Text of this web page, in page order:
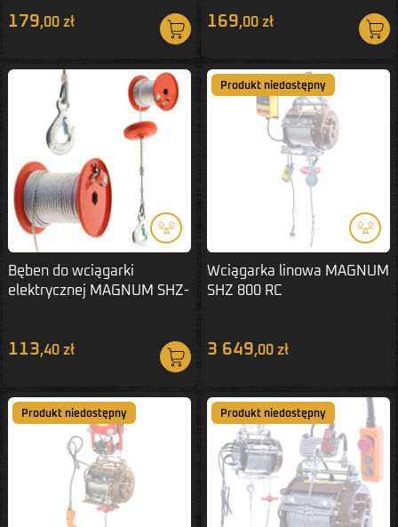
179,00 zł 169,00 zł
Bęben do wciągarki
elektrycznej MAGNUM SHZ-
113,40 zł
Produkt niedostępny
Wciągarka linowa MAGNUM
SHZ 800 RC
3 649,00 zł
Produkt niedostępny Produkt niedostępny